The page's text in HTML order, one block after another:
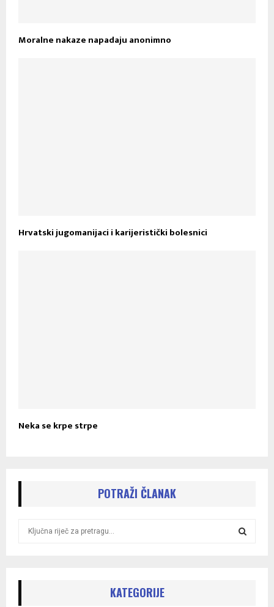
Moralne nakaze napadaju anonimno
Hrvatski jugomanijaci i karijeristički bolesnici
Neka se krpe strpe
POTRAŽI ČLANAK
KATEGORIJE